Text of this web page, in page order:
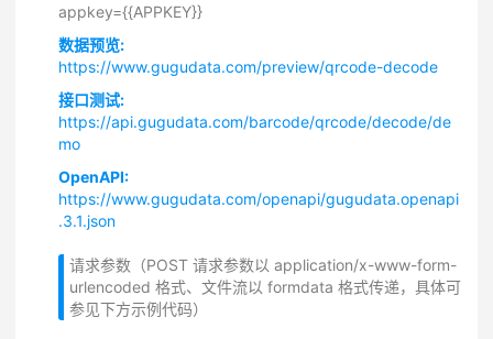
appkey={{APPKEY}}
数据预览:
https://www.gugudata.com/preview/qrcode-decode
接口测试:
https://api.gugudata.com/barcode/qrcode/decode/de
mo
OpenAPI:
https://www.gugudata.com/openapi/gugudata.openapi
.3.1.json
请求参数（POST 请求参数以 application/x-www-form-
urlencoded 格式、文件流以 formdata 格式传递，具体可
参见下方示例代码）